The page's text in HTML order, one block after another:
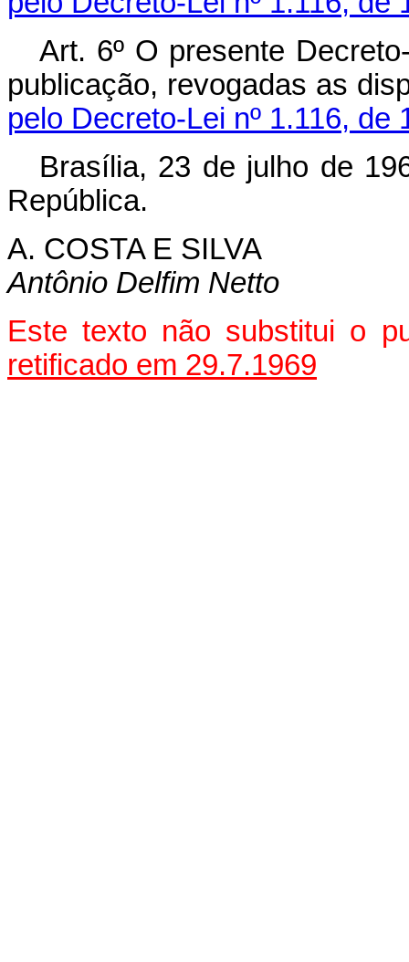
Art. 6º O presente
publicação, revogadas as
pelo Decreto-Lei nº 1.116, de
Brasília, 23 de julho de
República.
A. COSTA E SILVA
Antônio Delfim Netto
Este texto não substitui o
retificado em 29.7.1969